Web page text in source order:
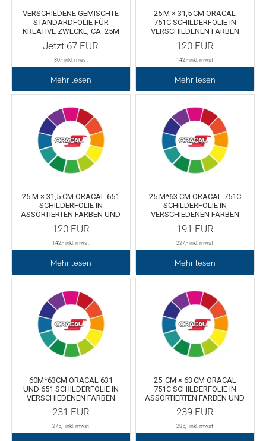
TPU
Materialien für die Stickerei
Materialien für Laser
Finer
Acryl
Verschiedenes 3D Drucker Zubehör
VERSCHIEDENE GEMISCHTE
STANDARDFOLIE FÜR
KREATIVE ZWECKE, CA. 25M
Jetzt 67 EUR
80,- inkl. mwst
Mehr lesen
25 M × 31,5 CM ORACAL
751C SCHILDERFOLIE IN
VERSCHIEDENEN FARBEN
120EUR
142 ,- inkl. mwst
Mehr lesen
25 M × 31,5 CM ORACAL 651
SCHILDERFOLIE IN
ASSORTIERTEN FARBEN UND
LÄNGEN
120EUR
142 ,- inkl. mwst
Mehr lesen
25 M*63 CM ORACAL 751C
SCHILDERFOLIE IN
VERSCHIEDENEN FARBEN
UND LÄNGEN -
AKTIONSARTIKEL
191 EUR
227 ,- inkl. mwst
Mehr lesen
60M*63CM ORACAL 631
UND 651 SCHILDERFOLIE IN
VERSCHIEDENEN FARBEN
UND LÄNGEN -
AKTIONSWARE
231 EUR
275,- inkl. mwst
25 CM × 63 CM ORACAL
751C SCHILDERFOLIE IN
ASSORTIERTEN FARBEN UND
LÄNGEN
239EUR
285,- inkl. mwst